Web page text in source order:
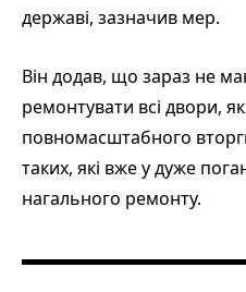
державі, зазначив мер.
Він додав, що зараз не
ремонтувати всі двори,
повномасштабного
таких, які вже у дуже
нагального ремонту.